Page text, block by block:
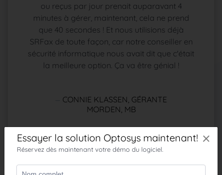
×
ou reçus par jour prenait auparavant 4
minutes à gérer, maintenant, cela ne prend
que 40 secondes ! Et nous utilisions déjà
SRFax de toute façon, car notre conseiller en
sécurité informatique nous avait dit que c'était
la meilleure option. Ça va être génial !
CONNIE KLASSEN, GÉRANTE
MORDEN, MB